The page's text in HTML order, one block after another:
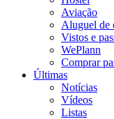
Aviação
Aluguel de
Vistos e
WePlann
Comprar
Últimas
Notícias
Vídeos
Listas